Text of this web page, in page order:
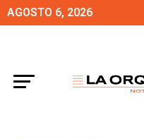
AGOSTO 6, 2026